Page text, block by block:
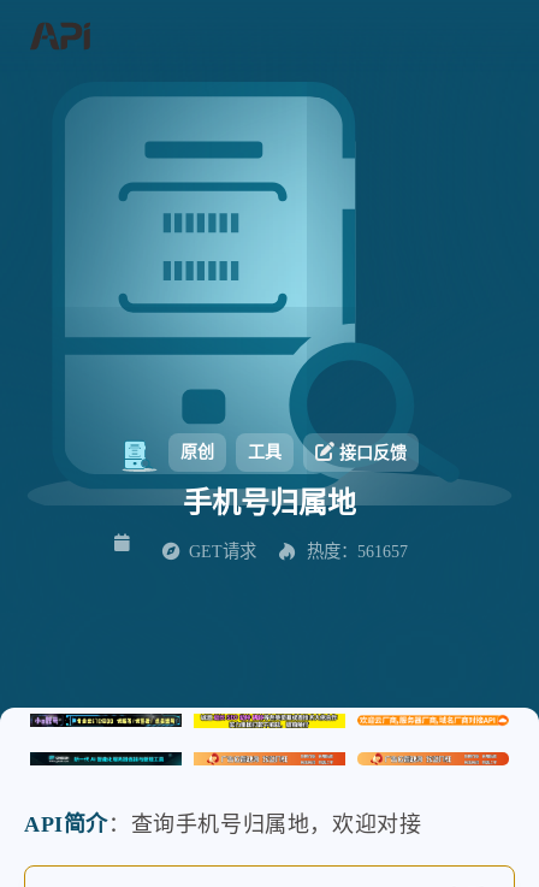
原创 工具 接口反馈
手机号归属地
GET请求 热度：561657
API简介：查询手机号归属地，欢迎对接